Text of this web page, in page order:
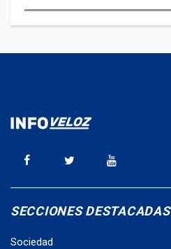
SECCIONES DESTACADAS
Sociedad